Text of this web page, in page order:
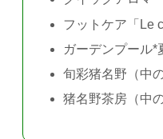
フットケア「Le
ガーデンプール*
旬彩猪名野（中
猪名野茶房（中